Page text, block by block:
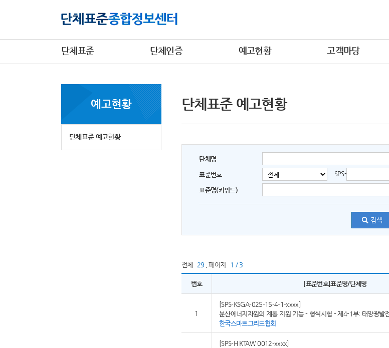
단체표준 단체인증 예고현황 고객마당
예고현황
단체표준 예고현황
단체표준 예고현황
단체명
표준번호 SPS-
표준명(키워드)
전체 29 페이지 1 / 3
번호 [표준번호]표준명/단체명
1
[SPS-KSGA-025-15-4-1-xxxx]
분산에너지자원의 계통 지원 기능 - 형식시험 - 제4-1부: 태양광발
한국스마트그리드협회
[SPS-H KTAW 0012-xxxx]